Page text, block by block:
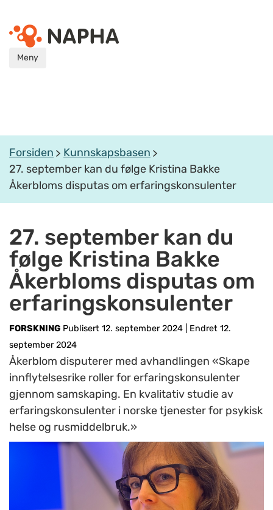
Meny
Forsiden
Kunnskapsbasen
27. september kan du følge Kristina Bakke
Åkerbloms disputas om erfaringskonsulenter
27. september kan du
følge Kristina Bakke
Åkerbloms disputas om
erfaringskonsulenter
FORSKNING Publisert 12. september 2024
Endret 12.
september 2024
Åkerblom disputerer med avhandlingen «Skape
innflytelsesrike roller for erfaringskonsulenter
gjennom samskaping. En kvalitativ studie av
erfaringskonsulenter i norske tjenester for psykisk
helse og rusmiddelbruk.»